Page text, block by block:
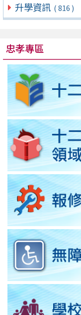
升學資訊 ( 816 )
忠孝專區